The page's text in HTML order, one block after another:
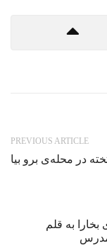
PREVIOUS ARTICLE
در محله‌ی برو بیا
به قلم
مدرس